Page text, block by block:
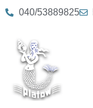
040/53889825